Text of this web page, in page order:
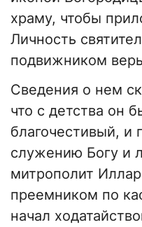
храму, чтобы
Личность
подвижником
Сведения о нем
что с детства он
благочестивый, и
служению Богу и
митрополит
преемником по
начал